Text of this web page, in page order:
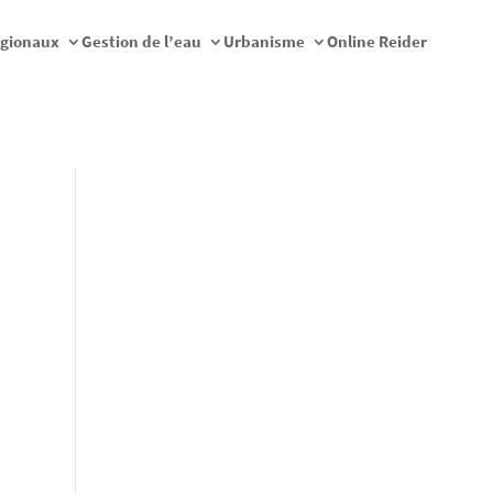
Gestion de l’eau Urbanisme Online Reider